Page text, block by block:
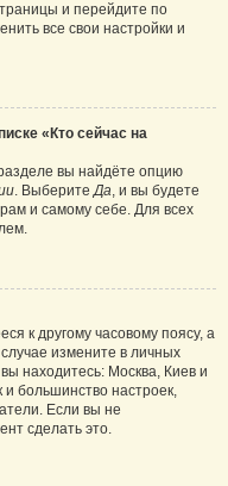
и перейдите по
все свои настройки и
«Кто сейчас на
вы найдёте опцию
. ВыберитеДа, и вы будете
и самому себе. Для всех
к другому часовому поясу, а
измените в личных
находитесь: Москва, Киев и
и большинство настроек,
Если вы не
сделать это.